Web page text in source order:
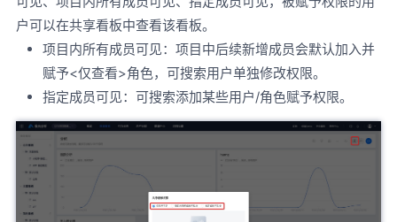
户可以在共享看板中查看该看板。
项目内所有成员可见：项目中后续新增成员会默认加入并
赋予<仅查看>角色，可搜索用户单独修改权限。
指定成员可见：可搜索添加某些用户/角色赋予权限。